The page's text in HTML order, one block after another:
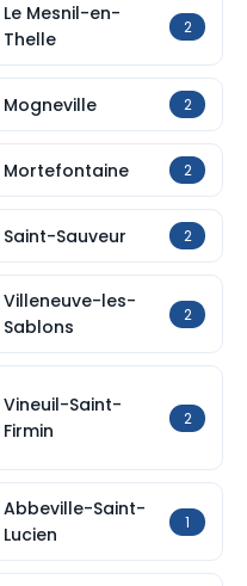
Le Mesnil-en-
Thelle
2
Mogneville 2
Mortefontaine 2
Saint-Sauveur 2
Villeneuve-les-
Sablons
2
Vineuil-Saint-
Firmin
2
Abbeville-Saint-
Lucien
1